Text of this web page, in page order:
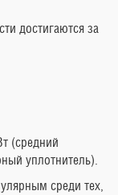
достигаются за
(средний
уплотнитель).
среди тех,